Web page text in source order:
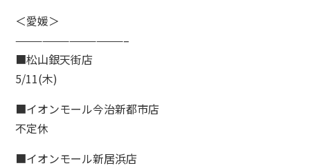
＜愛媛＞
————————————–
■松山銀天街店
5/11(木)
■イオンモール今治新都市店
不定休
■イオンモール新居浜店